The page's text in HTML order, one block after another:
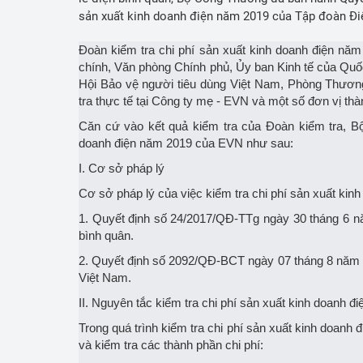
sản xuất kinh doanh điện năm 2019 của Tập đoàn
Đoàn kiểm tra chi phí sản xuất kinh doanh điện
chính, Văn phòng Chính phủ, Ủy ban Kinh tế của
Hội Bảo vệ người tiêu dùng Việt Nam, Phòng
tra thực tế tại Công ty mẹ - EVN và một số đơn vị
Căn cứ vào kết quả kiểm tra của Đoàn kiểm tra,
doanh điện năm 2019 của EVN như sau:
I. Cơ sở pháp lý
Cơ sở pháp lý của việc kiểm tra chi phí sản xuất
1. Quyết định số 24/2017/QĐ-TTg ngày 30 tháng 6
bình quân.
2. Quyết định số 2092/QĐ-BCT ngày 07 tháng 8
Việt Nam.
II. Nguyên tắc kiểm tra chi phí sản xuất kinh doanh
Trong quá trình kiểm tra chi phí sản xuất kinh
và kiểm tra các thành phần chi phí: